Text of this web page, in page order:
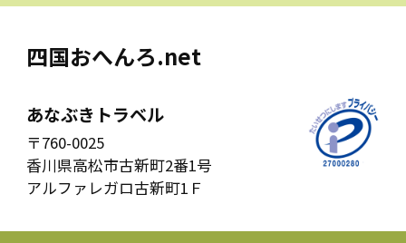
四国おへんろ.net
あなぶきトラベル
〒760-0025
香川県高松市古新町2番1号
アルファレガロ古新町1Ｆ